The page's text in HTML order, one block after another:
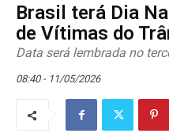
Brasil terá Dia
de Vítimas do
Data será lembrada no
08:40 - 11/05/2026